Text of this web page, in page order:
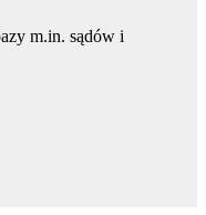
m.in. sądów i